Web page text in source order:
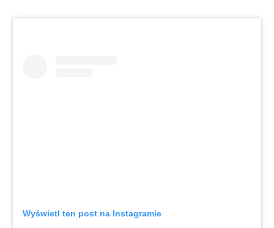
Wyświetl ten post na Instagramie